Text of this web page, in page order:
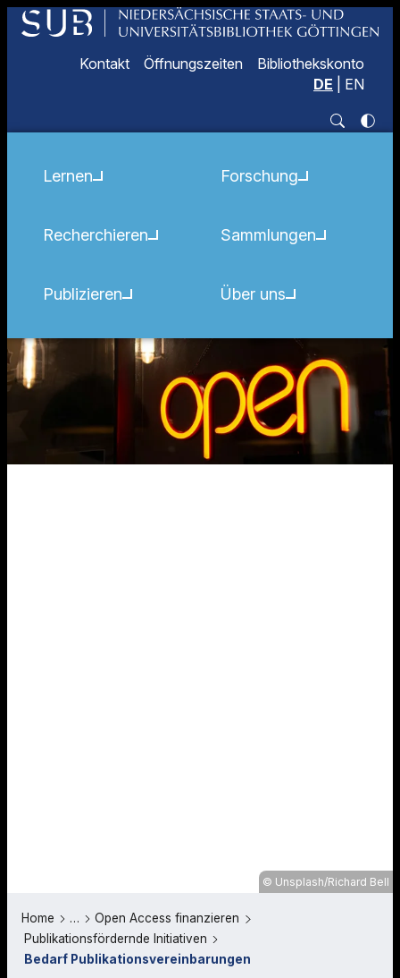
Kontakt Öffnungszeiten
Bibliothekskonto
DE
EN
Lernen
Recherchieren
Publizieren
Forschung
Sammlungen
Über uns
Unsplash/Richard Bell
Home …
Open Access finanzieren
Publikationsfördernde Initiativen
Bedarf Publikationsvereinbarungen